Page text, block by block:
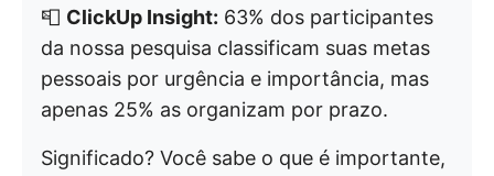
📮 ClickUp Insight: 63% dos participantes
da nossa pesquisa classificam suas metas
pessoais por urgência e importância, mas
apenas 25% as organizam por prazo.
Significado? Você sabe o que é importante,